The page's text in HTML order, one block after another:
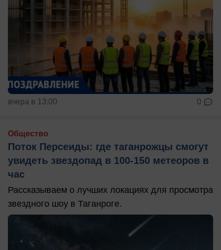
вчера в 13:00 0
Общество
Поток Персеиды: где таганрожцы смогут
увидеть звездопад в 100-150 метеоров в
час
Рассказываем о лучших локациях для просмотра
звездного шоу в Таганроге.